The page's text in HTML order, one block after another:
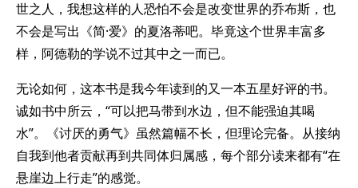
世之人，我想这样的人恐怕不会是改变世界的乔布斯，也
不会是写出《简·爱》的夏洛蒂吧。毕竟这个世界丰富多
样，阿德勒的学说不过其中之一而已。
无论如何，这本书是我今年读到的又一本五星好评的书。
诚如书中所云，“可以把马带到水边，但不能强迫其喝
水”。《讨厌的勇气》虽然篇幅不长，但理论完备。从接纳
自我到他者贡献再到共同体归属感，每个部分读来都有“在
悬崖边上行走”的感觉。